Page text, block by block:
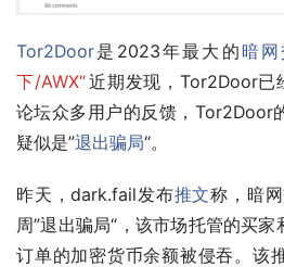
Tor2Door是2023年最大的暗
下/AWX“近期发现，Tor2Door已
论坛众多用户的反馈，Tor2Door
疑似是”退出骗局“。
昨天，dark.fail发布推文称，暗
周”退出骗局“，该市场托管的买
订单的加密货币余额被侵吞。该